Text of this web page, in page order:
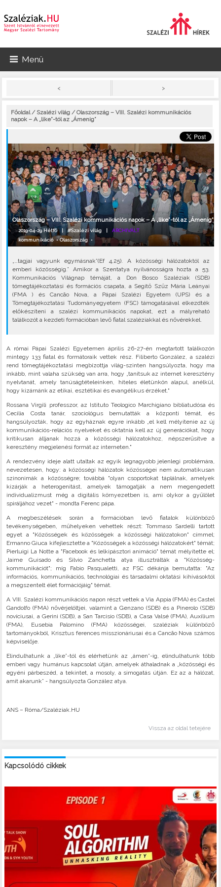
Menü
< >
Főoldal/ Szalézi világ / Olaszország – VIII. Szalézi kommunikációs
napok – A „like”-tól az „Ámenig”
Olaszország – VIII. Szalézi kommunikációs napok – A „like”-tól az „Ámenig”
2019-04-29 Hétfő |#Szalézi világ |ARCHIVÁLT
kommunikáció•Olaszország •
„…tagjai vagyunk egymásnak”(Ef 4,25). A közösségi hálózatoktól az
emberi közösségig.” Amikor a Szentatya nyilvánosságra hozta a 53.
Kommunikációs Világnap témáját, a Don Bosco Szaléziak (SDB)
tömegtájékoztatási és formációs csapata, a Segítő Szűz Mária Leányai
(FMA ) és Cancão Nova, a Pápai Szalézi Egyetem (UPS) és a
Tömegtájékoztatási Tudományegyetem (FSC) támogatásával elkezdték
előkészíteni a szalézi kommunikációs napokat, ezt a mályreható
találkozót a kezdeti formációban levő fiatal szaléziakkal és nővérekkel.
A római Pápai Szalézi Egyetemen április 26-27-én megtartott találkozón
mintegy 133 fiatal és formátoraik vettek rész. Filiberto González, a szalézi
rend tömegtájékoztatási megbízottja világ-szinten hangsúlyozta, hogy ma
inkább, mint valaha szükség van arra, hogy „tanítsuk az internet keresztény
nyelvtanát, amely tanúságtételeinken, hiteles életünkön alapul, anélkül,
hogy kizárnánk az etikai, esztétikai és evangélikus érzéket."
Rossana Virgili professzor, az Istituto Teologico Marchigiano bibliatudósa és
Cecilia Costa tanár, szociológus bemutatták a központi témát, és
hangsúlyozták, hogy az egyháznak egyre inkább „el kell mélyítenie az új
kommunikációs-relációs nyelveket és oktatnia kell az új generációkat, hogy
kritikusan álljanak hozzá a közösségi hálózatokhoz, népszerűsítve a
keresztény megjelenési formát az interneten."
A rendezvény ideje alatt utaltak az egyik legnagyobb jelenlegi problémára,
nevezetesen, hogy: a közösségi hálózatok közösségei nem automatikusan
szinonimák a közösségre; továbbá "olyan csoportokat táplálnak, amelyek
kizárják a heterogenitást, amelyek támogatják a nem megengedett
individualizmust még a digitális környezetben is, ami olykor a gyűlölet
spiráljához vezet" - mondta Ferenc pápa.
A megbeszélések során a formációban levő fiatalok különböző
tevékenységeben, műhelyeken vehettek részt: Tommaso Sardelli tartott
egyet a "Közösségek és közösségek a közösségi hálózatokon" címmel;
Ermanno Giuca kifejlesztette a "Közösségek a közösségi hálózatokért" témát;
Pierluigi La Notte a "Facebook és lelkipásztori animáció" témát mélyítette el;
Jaime Guisado és Silvio Zanchetta atya illusztrálták a "Közösség-
kommunikációt"; míg Fabio Pasqualetti, az FSC dékánja bemutatta: "Az
információs, kommunikációs, technológiai és társadalmi oktatási kihívásoktól
a megszentelt élet formációjáig" témát.
A VIII. Szalézi kommunikációs napon részt vettek a Via Appia (FMA) és Castel
Gandolfo (FMA) nővérjelöltjei, valamint a Genzano (SDB) és a Pinerolo (SDB)
novíciusai, a Gerini (SDB), a San Tarcisio (SDB), a Casa Valsé (FMA), Auxilium
(FMA), Eusebia Palomino (FMA) közösségei, szaléziak különböző
tartományokból, Krisztus ferences misszionáriusai és a Cancão Nova számos
képviselője.
Elindulhatunk a „like”-tól és elérhetünk az „ámen”-ig, elindulhatunk több
emberi vagy humánus kapcsolat útján, amelyek áthaladnak a „közösségi és
egyéni párbeszéd, a tekintet, a mosoly, a simogatás útján. Ez az a hálózat,
amit akarunk” - hangsúlyozta González atya.
ANS – Róma/Szaléziak.HU
Vissza az oldal tetejére
Kapcsolódó cikkek